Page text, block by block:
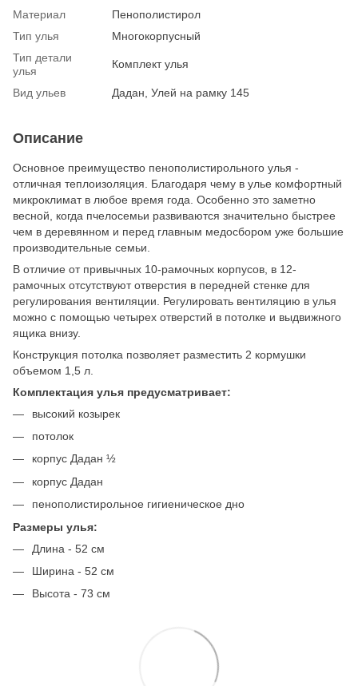
Материал
Пенополистирол
Тип улья
Многокорпусный
Тип детали
улья
Комплект улья
Вид ульев Дадан, Улей на рамку 145
Описание
Основное преимущество пенополистирольного улья -
отличная теплоизоляция. Благодаря чему в улье комфортный
микроклимат в любое время года. Особенно это заметно
весной, когда пчелосемьи развиваются значительно быстрее
чем в деревянном и перед главным медосбором уже большие
производительные семьи.
В отличие от привычных 10-рамочных корпусов, в 12-
рамочных отсутствуют отверстия в передней стенке для
регулирования вентиляции. Регулировать вентиляцию в улья
можно с помощью четырех отверстий в потолке и выдвижного
ящика внизу.
Конструкция потолка позволяет разместить 2 кормушки
объемом 1,5 л.
Комплектация улья предусматривает:
высокий козырек
потолок
корпус Дадан ½
корпус Дадан
пенополистирольное гигиеническое дно
Размеры улья:
Длина - 52 см
Ширина - 52 см
Высота - 73 см